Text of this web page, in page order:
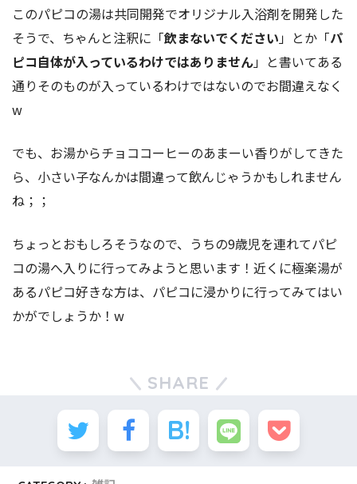
このパピコの湯は共同開発でオリジナル入浴剤を開発した
そうで、ちゃんと注釈に「飲まないでください」とか「パ
ピコ自体が入っているわけではありません」と書いてある
通りそのものが入っているわけではないのでお間違えなく
w
でも、お湯からチョココーヒーのあまーい香りがしてきた
ら、小さい子なんかは間違って飲んじゃうかもしれません
ね；；
ちょっとおもしろそうなので、うちの9歳児を連れてパピ
コの湯へ入りに行ってみようと思います！近くに極楽湯が
あるパピコ好きな方は、パピコに浸かりに行ってみてはい
かがでしょうか！w
SHARE